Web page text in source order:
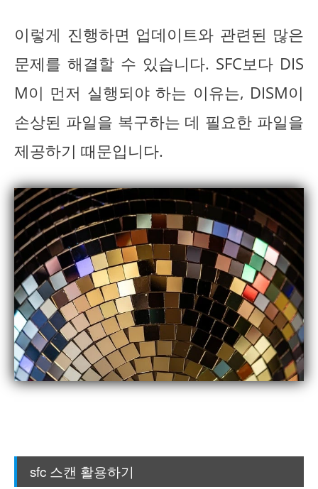
이렇게 진행하면 업데이트와 관련된 많은
문제를 해결할 수 있습니다. SFC보다 DIS
M이 먼저 실행되야 하는 이유는, DISM이
손상된 파일을 복구하는 데 필요한 파일을
제공하기 때문입니다.
sfc 스캔 활용하기